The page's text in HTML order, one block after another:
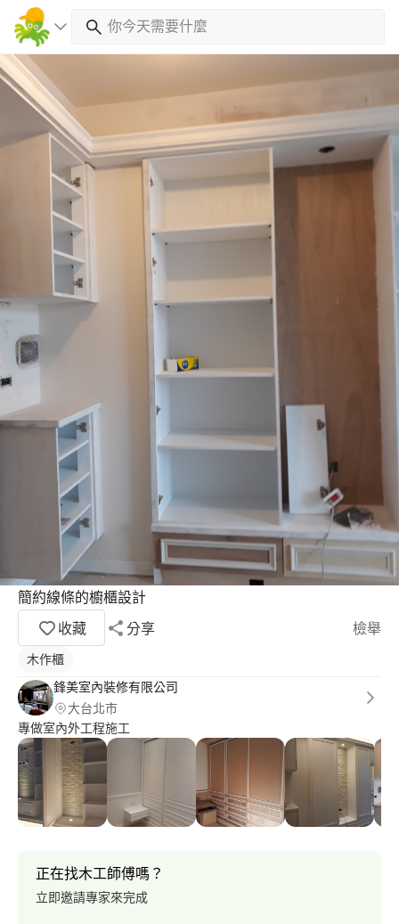
簡約線條的櫥櫃設計
收藏
分享 檢舉
木作櫃
鋒美室內裝修有限公司
大台北市
專做室內外工程施工
正在找木工師傅嗎？
立即邀請專家來完成